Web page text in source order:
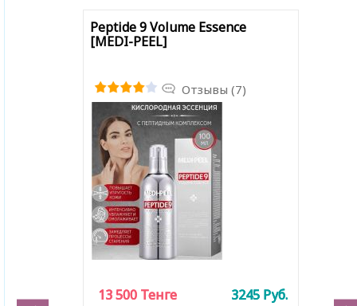
Peptide 9 Volume Essence
[MEDI-PEEL]
Отзывы (7)
13 500 Тенге 3245 Руб.
13 500 Тенге 3245 Руб.